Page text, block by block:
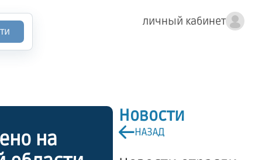
личный кабинет
Новости
НАЗАД
на